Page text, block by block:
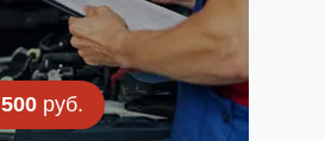
500руб.